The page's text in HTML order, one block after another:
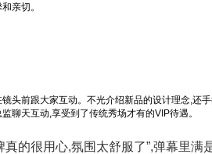
亲切。
头前跟大家互动。不光介绍新品的设计理念,还
聊天互动,享受到了传统秀场才有的VIP待遇。
真的很用心,氛围太舒服了”,弹幕里